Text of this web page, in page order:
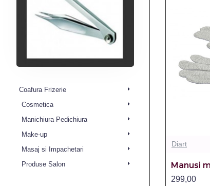
Coafura Frizerie
Cosmetica
Manichiura Pedichiura
Make-up
Masaj si Impachetari
Produse Salon
Diart
Manusi
299,00